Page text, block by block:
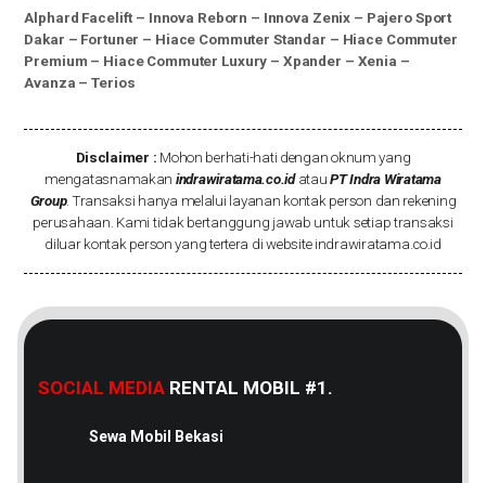
Alphard Facelift– Innova Reborn – Innova Zenix – Pajero Sport
Dakar – Fortuner – Hiace Commuter Standar – Hiace Commuter
Premium – Hiace Commuter Luxury – Xpander – Xenia –
Avanza –Terios
Disclaimer : Mohon berhati-hati dengan oknum yang
mengatasnamakan indrawiratama.co.idatauPT Indra Wiratama
Group. Transaksi hanya melalui layanan kontak person dan rekening
perusahaan. Kami tidak bertanggung jawab untuk setiap transaksi
diluar kontak person yang tertera di website indrawiratama.co.id
SOCIAL MEDIARENTAL MOBIL #1.
Sewa Mobil Bekasi